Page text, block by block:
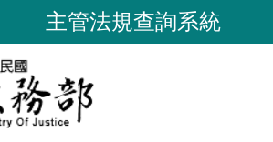
主管法規查詢系統